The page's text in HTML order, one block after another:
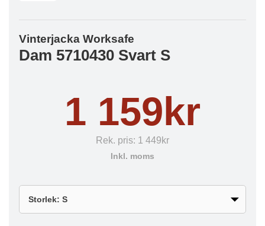
Vinterjacka Worksafe
Dam 5710430 Svart S
1 159kr
Rek. pris: 1 449kr
Inkl. moms